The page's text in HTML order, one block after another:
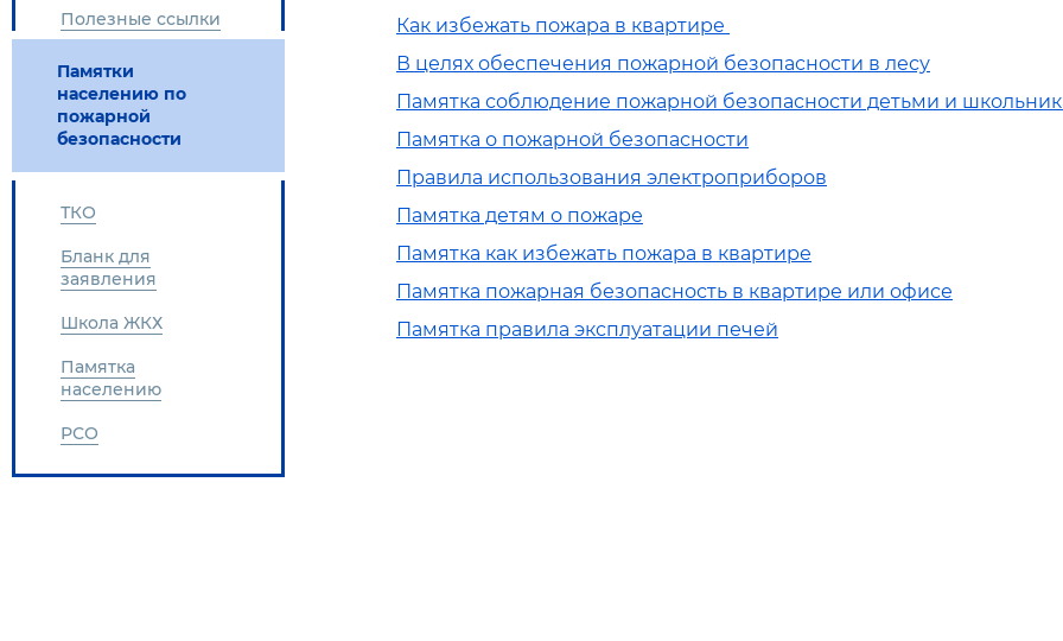
Полезные ссылки
Памятки
населению по
пожарной
безопасности
ТКО
Бланк для
заявления
Школа ЖКХ
Памятка
населению
РСО
Как избежать пожара в квартире
В целях обеспечения пожарной безопасности в лесу
Памятка соблюдение пожарной безопасности детьми и
Памятка о пожарной безопасности
Правила использования электроприборов
Памятка детям о пожаре
Памятка как избежать пожара в квартире
Памятка пожарная безопасность в квартире или офисе
Памятка правила эксплуатации печей